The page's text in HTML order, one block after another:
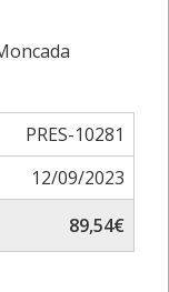
PRES-10281
12/09/2023
89,54€